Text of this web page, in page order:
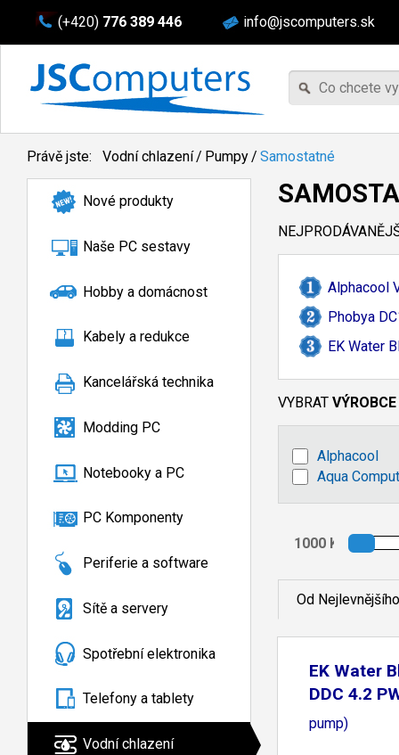
(+420) 776 389 446 info@jscomputers.sk
Právě jste: Vodní chlazení/ Pumpy/ Samostatné
Nové produkty
Naše PC sestavy
Hobby a domácnost
Kabely a redukce
Kancelářská technika
Modding PC
Notebooky a PC
PC Komponenty
Periferie a software
Sítě a servery
Spotřební elektronika
Telefony a tablety
Vodní chlazení
Alphacool
Phobya
EK Water
VYBRAT VÝROBCE
Alphacool
Aqua
Od Nejlevnějšího
EK Water
DDC 4.2
PWM
pump)